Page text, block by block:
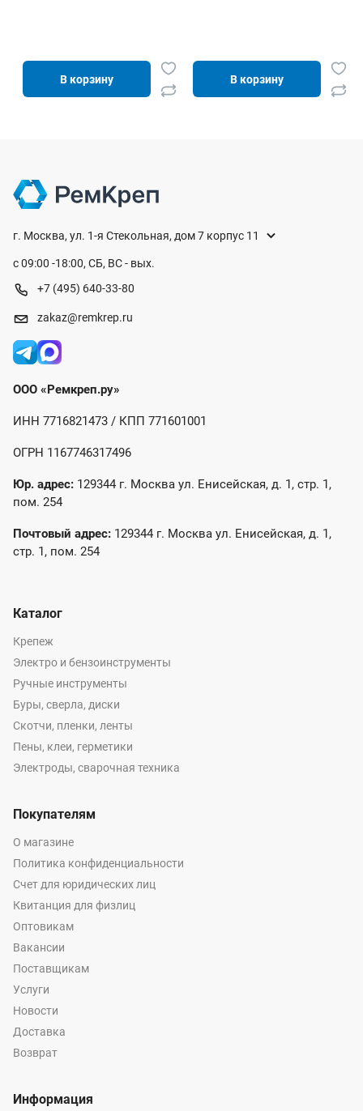
В корзину В корзину
г. Москва, ул. 1-я Стекольная, дом 7 корпус 11
с 09:00 -18:00, СБ, ВС - вых.
+7 (495) 640-33-80
zakaz@remkrep.ru
ООО «Ремкреп.ру»
ИНН 7716821473 / КПП 771601001
ОГРН 1167746317496
Юр. адрес: 129344 г. Москва ул. Енисейская, д. 1, стр. 1,
пом. 254
Почтовый адрес: 129344 г. Москва ул. Енисейская, д. 1,
стр. 1, пом. 254
Каталог
Крепеж
Электро и бензоинструменты
Ручные инструменты
Буры, сверла, диски
Скотчи, пленки, ленты
Пены, клеи, герметики
Электроды, сварочная техника
Покупателям
О магазине
Политика конфиденциальности
Счет для юридических лиц
Квитанция для физлиц
Оптовикам
Вакансии
Поставщикам
Услуги
Новости
Доставка
Возврат
Информация